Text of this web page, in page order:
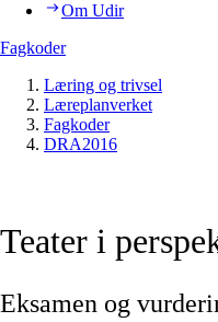
Om Udir
Fagkoder
Læring og trivsel
Læreplanverket
Fagkoder
DRA2016
Teater i
Eksamen og